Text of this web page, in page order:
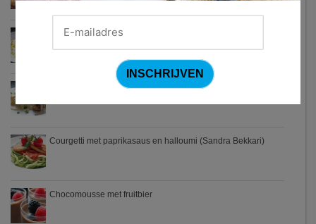
Waterzooi van pladijs met venkel (Colruyt)
Zweedse gehaktballetjes
Courgetti met paprikasaus en halloumi (Sandra Bekkari)
Chocomousse met fruitbier